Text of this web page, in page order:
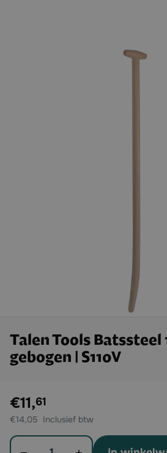
Talen Tools Batssteel
gebogen | S110V
Exclusief btw:
€11,61
€14,05
Aantal